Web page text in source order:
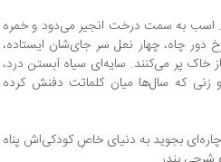
اسب به سمت درخت انجیر می‌دود و خمره
دور چاه، چهار نعل سر جای‌شان ایستاده،
خاک پر می‌کنند. سایه‌ای سیاه آبستن درد،
که سال‌ها میان کلماتت دفنش کرده
بجوید به دنیای خاصِ کودکی‌اش پناه